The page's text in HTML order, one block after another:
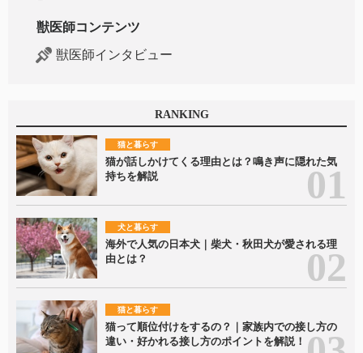
獣医師コンテンツ
獣医師インタビュー
RANKING
猫と暮らす
猫が話しかけてくる理由とは？鳴き声に隠れた気
持ちを解説
犬と暮らす
海外で人気の日本犬｜柴犬・秋田犬が愛される理
由とは？
猫と暮らす
猫って順位付けをするの？｜家族内での接し方の
違い・好かれる接し方のポイントを解説！